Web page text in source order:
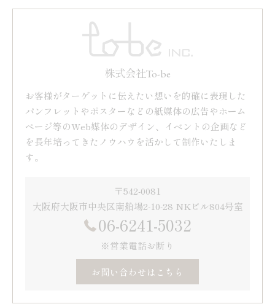
株式会社To-be
お客様がターゲットに伝えたい想いを的確に表現した
パンフレットやポスターなどの紙媒体の広告やホーム
ページ等のWeb媒体のデザイン、イベントの企画など
を長年培ってきたノウハウを活かして制作いたしま
す。
〒542-0081
大阪府大阪市中央区南船場2-10-28 NKビル804号室
06-6241-5032
※営業電話お断り
お問い合わせはこちら